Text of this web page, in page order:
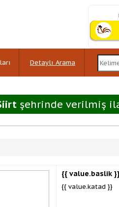
Detaylı Arama
şehrinde verilmiş
{{ value.baslik }}
{{ value.katad }}